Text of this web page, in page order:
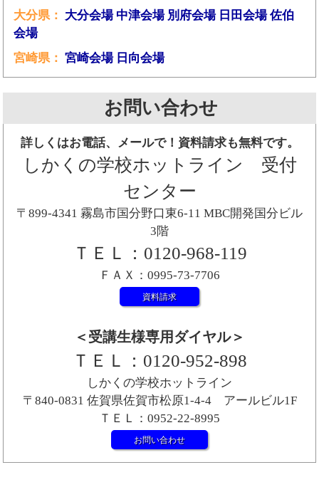
大分県： 大分会場 中津会場 別府会場 日田会場 佐伯
会場
宮崎県： 宮崎会場 日向会場
お問い合わせ
詳しくはお電話、メールで！資料請求も無料です。
しかくの学校ホットライン 受付
センター
〒899-4341 霧島市国分野口東6-11 MBC開発国分ビル
3階
ＴＥＬ：0120-968-119
ＦＡＸ：0995-73-7706
資料請求
＜受講生様専用ダイヤル＞
ＴＥＬ：0120-952-898
しかくの学校ホットライン
〒840-0831 佐賀県佐賀市松原1-4-4 アールビル1F
ＴＥＬ：0952-22-8995
お問い合わせ